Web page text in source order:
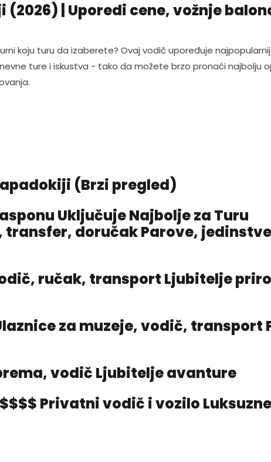
| Uporedi cene, vožnje
koju turu da izaberete? Ovaj vodič upoređuje
ture i iskustva - tako da možete brzo pronaći najbolju
(Brzi pregled)
Uključuje Najbolje za Turu
transfer, doručak Parove,
ručak, transport Ljubitelje
za muzeje, vodič, transport
vodič Ljubitelje avanture
Privatni vodič i vozilo Luksuzne